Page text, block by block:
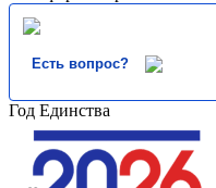
Есть вопрос?
Год Единства